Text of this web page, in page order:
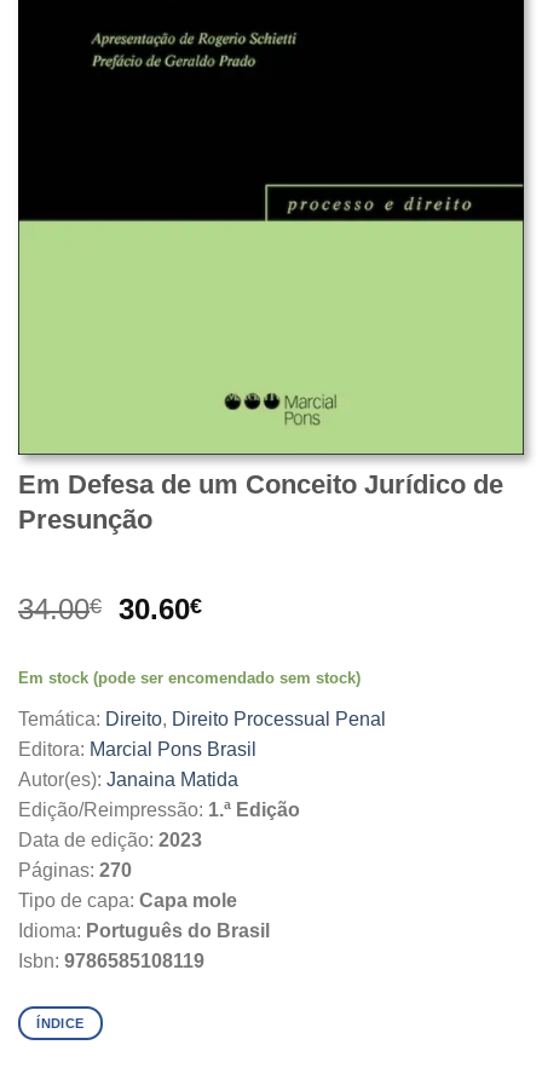
Em Defesa de um Conceito Jurídico de
Presunção
34.00€
O
original
34.00€.
30.60€O
atual
30.60€.
Em stock (pode ser encomendado sem stock)
Temática: Direito, Direito Processual Penal
Editora: Marcial Pons Brasil
Autor(es): Janaina Matida
Edição/Reimpressão: 1.ª Edição
Data de edição: 2023
Páginas: 270
Tipo de capa: Capa mole
Idioma: Português do Brasil
Isbn: 9786585108119
ÍNDICE